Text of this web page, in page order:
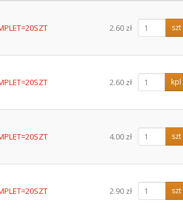
2.60 zł szt
2.60 zł kpl
4.00 zł szt
2.90 zł szt